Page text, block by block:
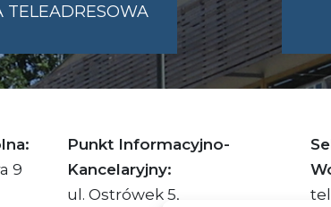
TELEADRESOWA
9
Punkt Informacyjno-
Kancelaryjny:
ul. Ostrówek 5,